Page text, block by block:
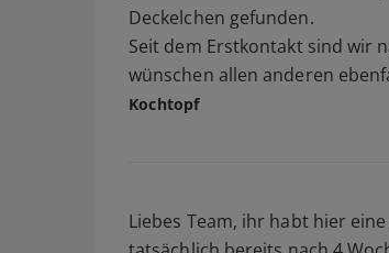
Deckelchen gefunden.
Seit dem Erstkontakt sind wir
wünschen allen anderen
Kochtopf
Liebes Team, ihr habt hier